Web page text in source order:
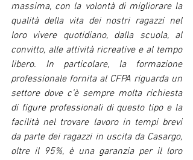
massima, con la volontà di migliorare la
qualità della vita dei nostri ragazzi nel
loro vivere quotidiano, dalla scuola, al
convitto, alle attività ricreative e al tempo
libero. In particolare, la formazione
professionale fornita al CFPA riguarda un
settore dove c’è sempre molta richiesta
di figure professionali di questo tipo e la
facilità nel trovare lavoro in tempi brevi
da parte dei ragazzi in uscita da Casargo,
oltre il 95%, è una garanzia per il loro